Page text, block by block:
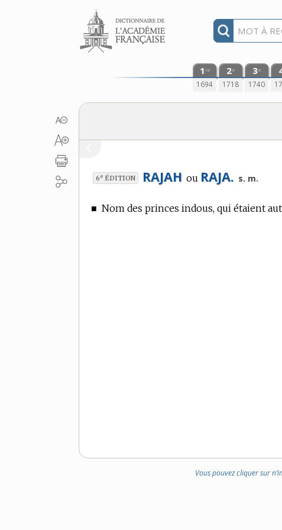
Aller au contenu
1 re
1694
2e
1718
3e
1740
6e ÉDITION RAJAH ou RAJA. s. m.
■ Nom des princes indous, qui étaient
Vous pouvez cliquer sur